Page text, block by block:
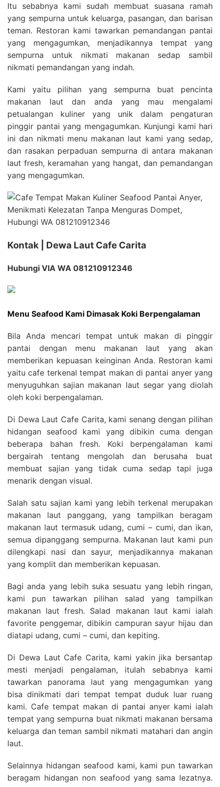
Itu sebabnya kami sudah membuat suasana ramah
yang sempurna untuk keluarga, pasangan, dan barisan
teman. Restoran kami tawarkan pemandangan pantai
yang mengagumkan, menjadikannya tempat yang
sempurna untuk nikmati makanan sedap sambil
nikmati pemandangan yang indah.
Kami yaitu pilihan yang sempurna buat pencinta
makanan laut dan anda yang mau mengalami
petualangan kuliner yang unik dalam pengaturan
pinggir pantai yang mengagumkan. Kunjungi kami hari
ini dan nikmati menu makanan laut kami yang sedap,
dan rasakan perpaduan sempurna di antara makanan
laut fresh, keramahan yang hangat, dan pemandangan
yang mengagumkan.
Kontak | Dewa Laut Cafe Carita
Hubungi VIA WA 081210912346
Menu Seafood Kami Dimasak Koki Berpengalaman
Bila Anda mencari tempat untuk makan di pinggir
pantai dengan menu makanan laut yang akan
memberikan kepuasan keinginan Anda. Restoran kami
yaitu cafe terkenal tempat makan di pantai anyer yang
menyuguhkan sajian makanan laut segar yang diolah
oleh koki berpengalaman.
Di Dewa Laut Cafe Carita, kami senang dengan pilihan
hidangan seafood kami yang dibikin cuma dengan
beberapa bahan fresh. Koki berpengalaman kami
bergairah tentang mengolah dan berusaha buat
membuat sajian yang tidak cuma sedap tapi juga
menarik dengan visual.
Salah satu sajian kami yang lebih terkenal merupakan
makanan laut panggang, yang tampilkan beragam
makanan laut termasuk udang, cumi – cumi, dan ikan,
semua dipanggang sempurna. Makanan laut kami pun
dilengkapi nasi dan sayur, menjadikannya makanan
yang komplit dan memberikan kepuasan.
Bagi anda yang lebih suka sesuatu yang lebih ringan,
kami pun tawarkan pilihan salad yang tampilkan
makanan laut fresh. Salad makanan laut kami ialah
favorite penggemar, dibikin campuran sayur hijau dan
diatapi udang, cumi – cumi, dan kepiting.
Di Dewa Laut Cafe Carita, kami yakin jika bersantap
mesti menjadi pengalaman, itulah sebabnya kami
tawarkan panorama laut yang mengagumkan yang
bisa dinikmati dari tempat tempat duduk luar ruang
kami. Cafe tempat makan di pantai anyer kami ialah
tempat yang sempurna buat nikmati makanan bersama
keluarga dan teman sambil nikmati matahari dan angin
laut.
Selainnya hidangan seafood kami, kami pun tawarkan
beragam hidangan non seafood yang sama lezatnya.